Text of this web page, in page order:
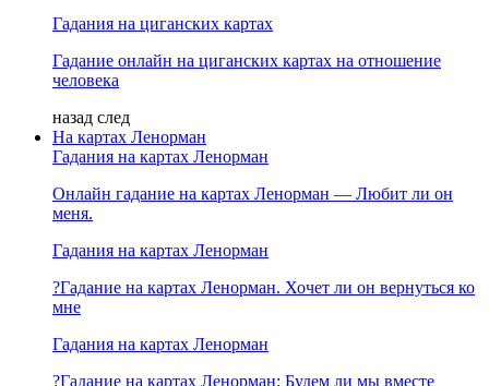
Гадания на циганских картах
Гадание онлайн на циганских картах на отношение
человека
назад след
На картах Ленорман
Гадания на картах Ленорман
Онлайн гадание на картах Ленорман — Любит ли он
меня.
Гадания на картах Ленорман
?Гадание на картах Ленорман. Хочет ли он вернуться ко
мне
Гадания на картах Ленорман
?Гадание на картах Ленорман: Будем ли мы вместе